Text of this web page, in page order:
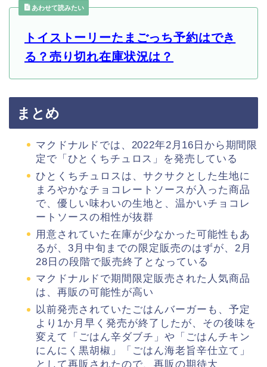
あわせて読みたい
トイストーリーたまごっち予約はでき
る？売り切れ在庫状況は？
まとめ
マクドナルドでは、2022年2月16日から期間限
定で「ひとくちチュロス」を発売している
ひとくちチュロスは、サクサクとした生地に
まろやかなチョコレートソースが入った商品
で、優しい味わいの生地と、温かいチョコレ
ートソースの相性が抜群
用意されていた在庫が少なかった可能性もあ
るが、3月中旬までの限定販売のはずが、2月
28日の段階で販売終了となっている
マクドナルドで期間限定販売された人気商品
は、再販の可能性が高い
以前発売されていたごはんバーガーも、予定
より1か月早く発売が終了したが、その後味を
変えて「ごはん辛ダブチ」や「ごはんチキン
にんにく黒胡椒」「ごはん海老旨辛仕立て」
として再販されたので、再販の期待大